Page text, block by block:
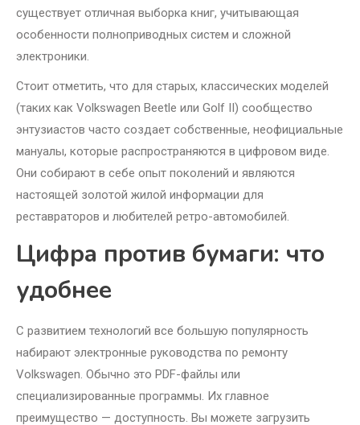
существует отличная выборка книг, учитывающая
особенности полноприводных систем и сложной
электроники.
Стоит отметить, что для старых, классических моделей
(таких как Volkswagen Beetle или Golf II) сообщество
энтузиастов часто создает собственные, неофициальные
мануалы, которые распространяются в цифровом виде.
Они собирают в себе опыт поколений и являются
настоящей золотой жилой информации для
реставраторов и любителей ретро-автомобилей.
Цифра против бумаги: что
удобнее
С развитием технологий все большую популярность
набирают электронные руководства по ремонту
Volkswagen. Обычно это PDF-файлы или
специализированные программы. Их главное
преимущество — доступность. Вы можете загрузить